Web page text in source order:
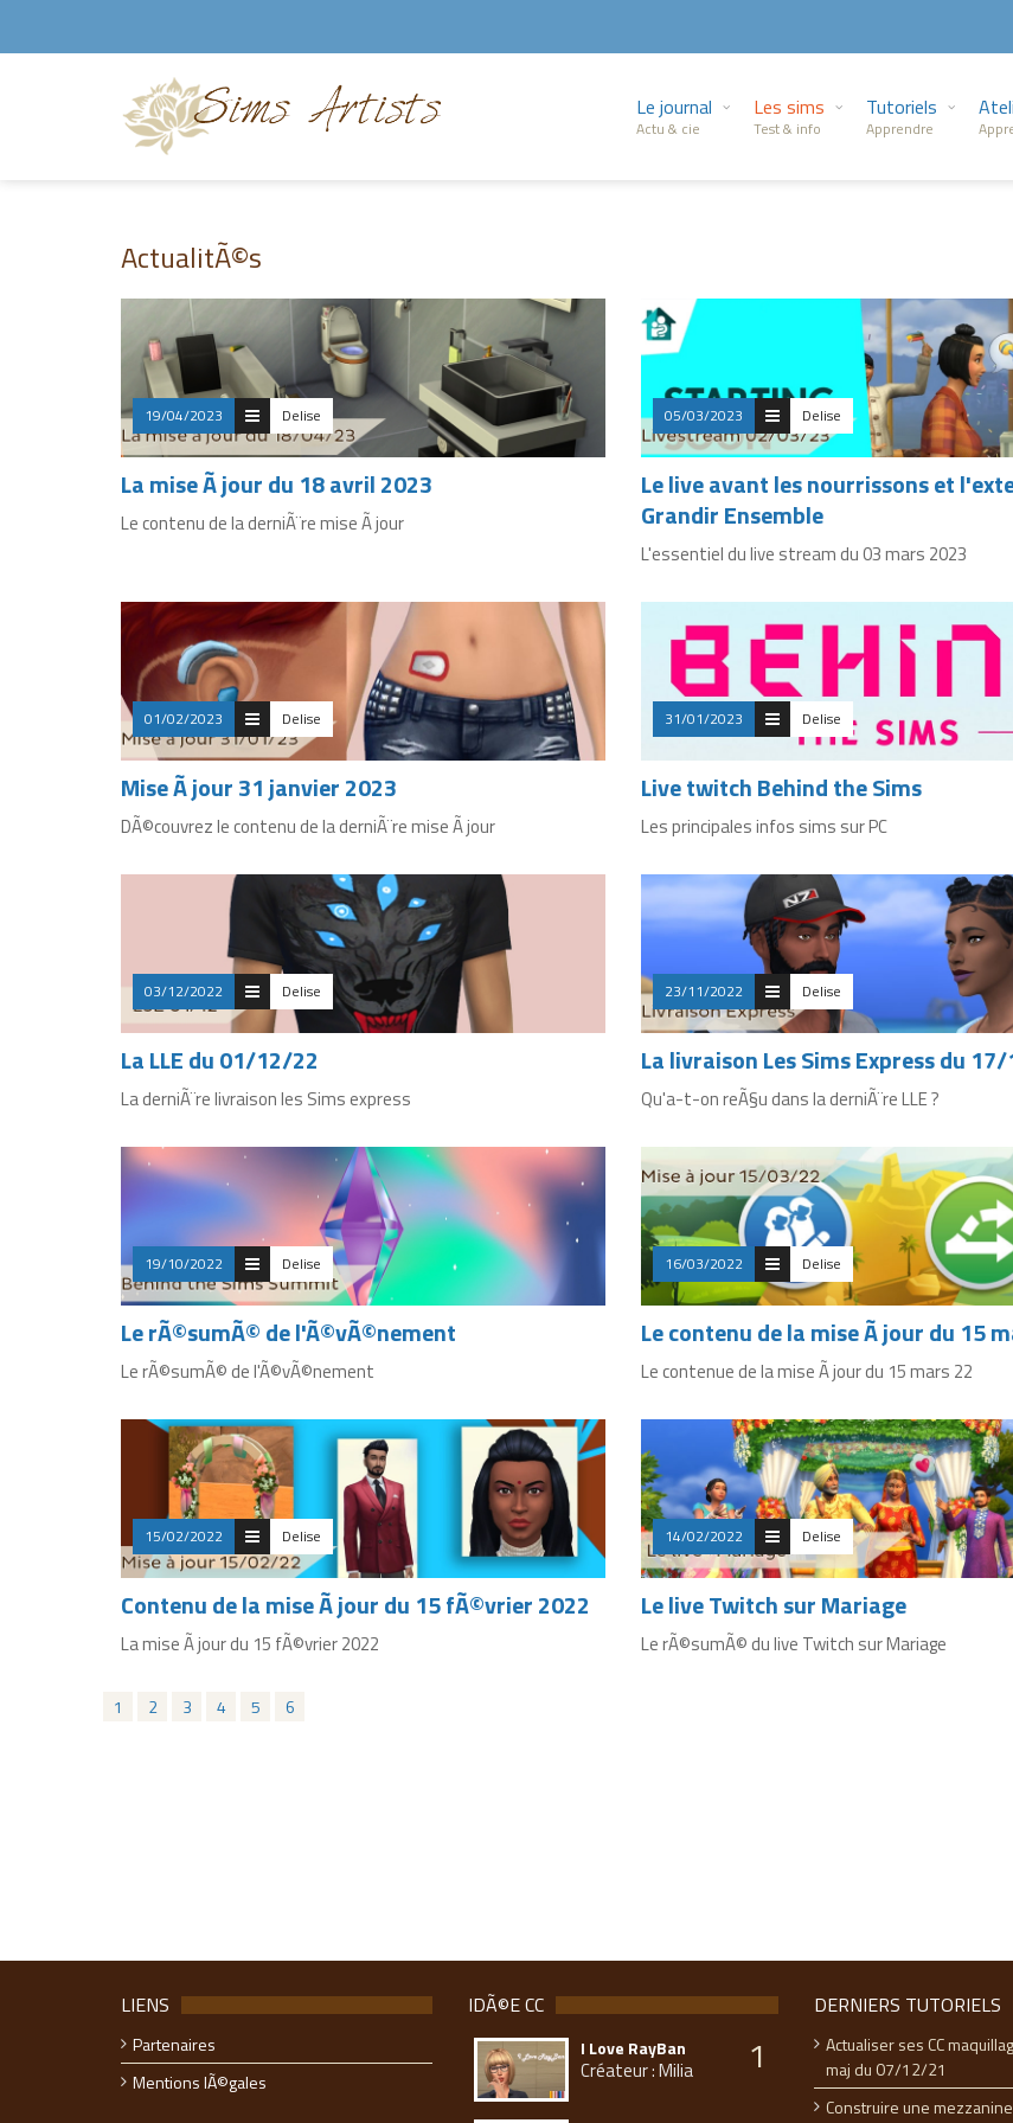
Le journal
Actu & cie
Les sims
Test & info
Tutoriels
Apprendre
ActualitÃ©s
19/04/2023 Delise
La mise Ã jour du 18 avril 2023
Le contenu de la derniÃ¨re mise Ã jour
05/03/2023 Delise
Le live avant les nourrissons et
Grandir Ensemble
L'essentiel du live stream du 03 mars 2023
01/02/2023 Delise
Mise Ã jour 31 janvier 2023
DÃ©couvrez le contenu de la derniÃ¨re mise Ã jour
31/01/2023 Delise
Live twitch Behind the Sims
Les principales infos sims sur PC
03/12/2022 Delise
La LLE du 01/12/22
La derniÃ¨re livraison les Sims express
23/11/2022 Delise
La livraison Les Sims Express du
Qu'a-t-on reÃ§u dans la derniÃ¨re LLE ?
19/10/2022 Delise
Le rÃ©sumÃ© de l'Ã©vÃ©nement
Le rÃ©sumÃ© de l'Ã©vÃ©nement
16/03/2022 Delise
Le contenu de la mise Ã jour du 15
Le contenue de la mise Ã jour du 15 mars 22
15/02/2022 Delise
Contenu de la mise Ã jour du 15 fÃ©vrier 2022
La mise Ã jour du 15 fÃ©vrier 2022
14/02/2022 Delise
Le live Twitch sur Mariage
Le rÃ©sumÃ© du live Twitch sur Mariage
1 2 3 4 5 6
LIENS
Partenaires
Mentions lÃ©gales
IDÃ©E CC
I Love RayBan
Créateur : Milia 1
DERNIERS TUTORIELS
Actualiser ses CC
maj du 07/12/21
Construire une